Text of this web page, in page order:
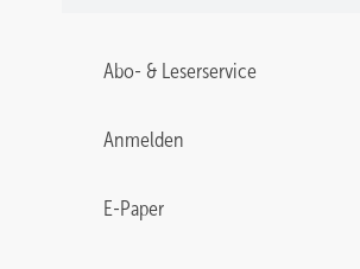
Abo- & Leserservice
Anmelden
E-Paper